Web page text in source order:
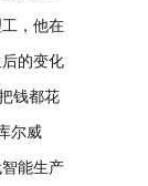
，他在
的变化
钱都花
尔威
赞誉
能生产